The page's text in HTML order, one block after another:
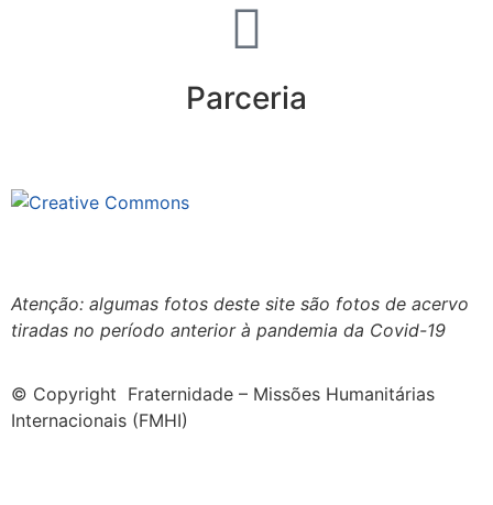
Parceria
Atenção: algumas fotos deste site são fotos de acervo
tiradas no período anterior à pandemia da Covid-19
© Copyright Fraternidade – Missões Humanitárias
Internacionais (FMHI)